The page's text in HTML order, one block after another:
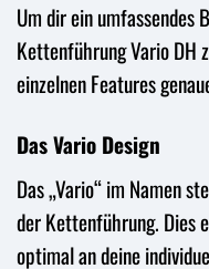
Um dir ein umfassendes
Kettenführung Vario DH
einzelnen Features
Das Vario Design
Das „Vario“ im Namen
der Kettenführung. Dies
optimal an deine